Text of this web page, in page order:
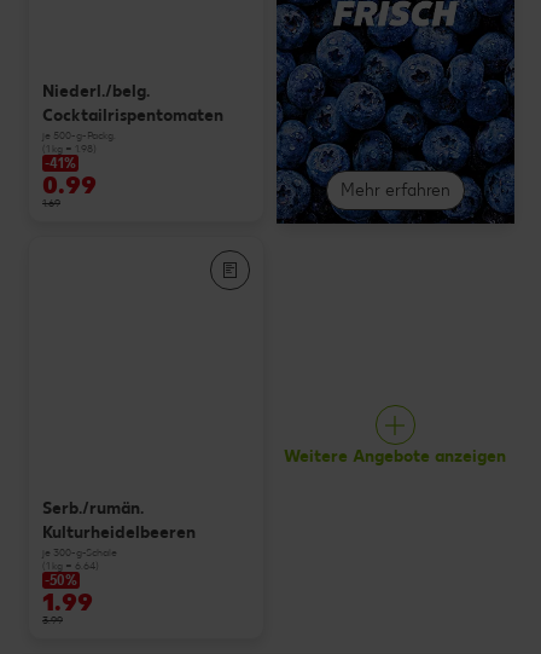
Mehr erfahren
Niederl./belg.
Cocktailrispentomaten
je 500-g-Packg.
(1 kg = 1.98)
-41%
0.99
1.69
Serb./rumän.
Kulturheidelbeeren
je 300-g-Schale
(1 kg = 6.64)
-50%
1.99
3.99
Weitere Angebote anzeigen